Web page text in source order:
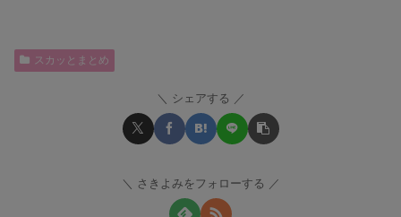
スカッとまとめ
シェアする
さきよみをフォローする